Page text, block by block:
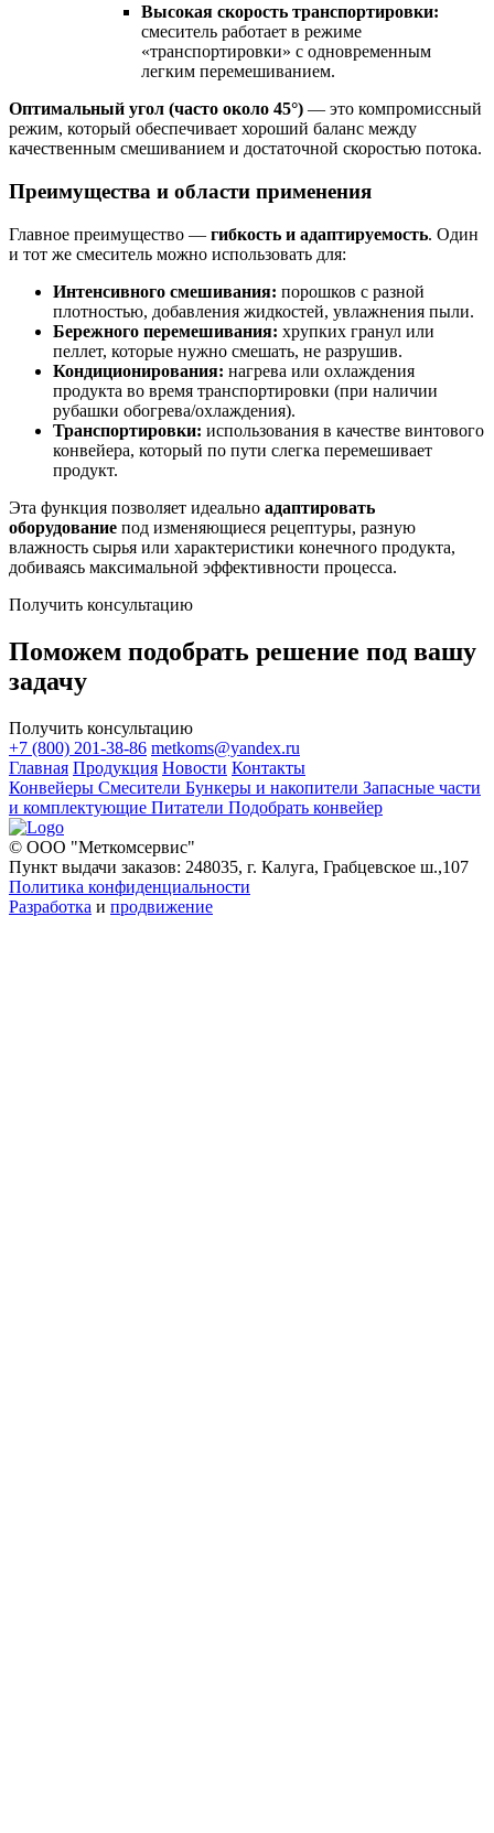
Высокая скорость транспортировки:
смеситель работает в режиме
«транспортировки» с одновременным
легким перемешиванием.
Оптимальный угол (часто около 45°) — это компромиссный
режим, который обеспечивает хороший баланс между
качественным смешиванием и достаточной скоростью потока.
Преимущества и области применения
Главное преимущество — гибкость и адаптируемость. Один
и тот же смеситель можно использовать для:
Интенсивного смешивания: порошков с разной
плотностью, добавления жидкостей, увлажнения пыли.
Бережного перемешивания: хрупких гранул или
пеллет, которые нужно смешать, не разрушив.
Кондиционирования: нагрева или охлаждения
продукта во время транспортировки (при наличии
рубашки обогрева/охлаждения).
Транспортировки: использования в качестве винтового
конвейера, который по пути слегка перемешивает
продукт.
Эта функция позволяет идеально адаптировать
оборудование под изменяющиеся рецептуры, разную
влажность сырья или характеристики конечного продукта,
добиваясь максимальной эффективности процесса.
Получить консультацию
Поможем подобрать решение под вашу
задачу
Получить консультацию
+7 (800) 201-38-86 metkoms@yandex.ru
Главная Продукция Новости Контакты
Конвейеры Смесители Бункеры и накопители Запасные части
и комплектующие Питатели Подобрать конвейер
© ООО "Меткомсервис"
Пункт выдачи заказов: 248035, г. Калуга, Грабцевское ш.,107
Политика конфиденциальности
Разработка и продвижение